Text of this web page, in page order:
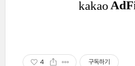
4 구독하기